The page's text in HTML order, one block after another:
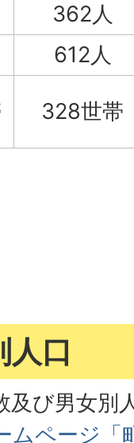
362人
612人
328世帯
人口
及び男女別
ムページ「